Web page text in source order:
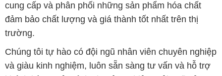
cung cấp và phân phối những sản phẩm hóa chất
đảm bảo chất lượng và giá thành tốt nhất trên thị
trường.
Chúng tôi tự hào có đội ngũ nhân viên chuyên nghiệp
và giàu kinh nghiệm, luôn sẵn sàng tư vấn và hỗ trợ